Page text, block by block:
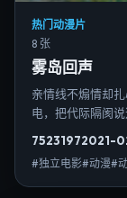
热门动漫片
8 张
雾岛回声
亲情线不煽情却
电，把代际隔阂说
75231972021-
#独立电影#动漫#